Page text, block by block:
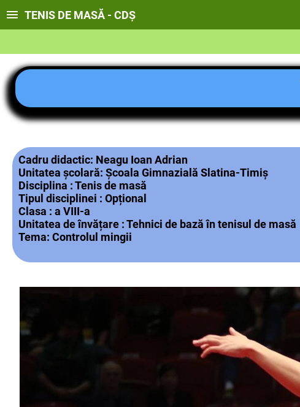
TENIS DE MASĂ - CDȘ
Cadru didactic: Neagu Ioan Adrian
Unitatea școlară: Școala Gimnazială Slatina-Timiș
Disciplina : Tenis de masă
Tipul disciplinei : Opțional
Clasa : a VIII-a
Unitatea de învățare :Tehnici de bază în tenisul de masă
Tema: Controlul mingii